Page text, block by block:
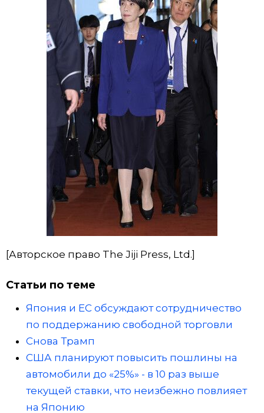
[Авторское право The Jiji Press, Ltd.]
Статьи по теме
Япония и ЕС обсуждают сотрудничество
по поддержанию свободной торговли
Снова Трамп
США планируют повысить пошлины на
автомобили до «25%» - в 10 раз выше
текущей ставки, что неизбежно повлияет
на Японию